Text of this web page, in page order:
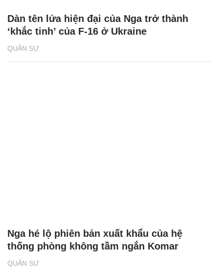
QUÂN SỰ
Dàn tên lửa hiện đại của Nga trở thành
‘khắc tinh’ của F-16 ở Ukraine
QUÂN SỰ
Nga hé lộ phiên bản xuất khẩu của hệ
thống phòng không tầm ngắn Komar